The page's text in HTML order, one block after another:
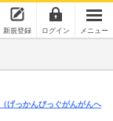
新規登録 ログイン メニュー
（げっかんびっぐがんがんへ